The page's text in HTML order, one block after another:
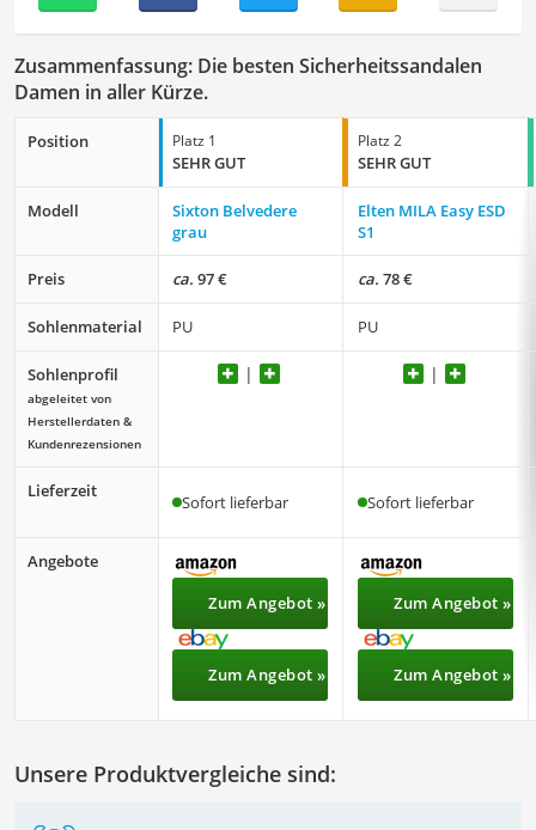
Zusammenfassung: Die besten Sicherheitssandalen
Damen in aller Kürze.
Position Platz 1
SEHR GUT
Platz 2
SEHR GUT
Modell
Sixton Belvedere
grau
Elten MILA Easy ESD
S1
Preis ca. 97 € ca. 78 €
Sohlenmaterial PU PU
Sohlenprofil
abgeleitet von
Herstellerdaten &
Kundenrezensionen
Lieferzeit
Sofort lieferbar Sofort lieferbar
Angebote
Zum Angebot »
Zum Angebot »
Zum Angebot »
Zum Angebot »
Unsere Produktvergleiche sind: